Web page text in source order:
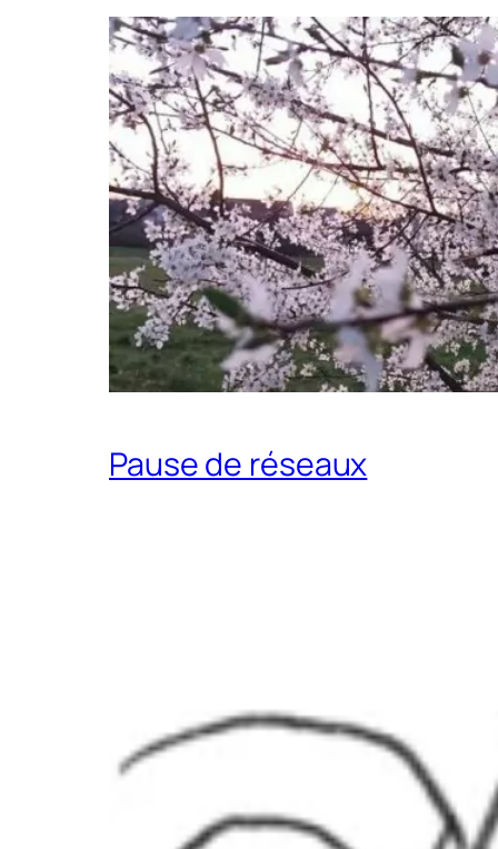
Pause de réseaux